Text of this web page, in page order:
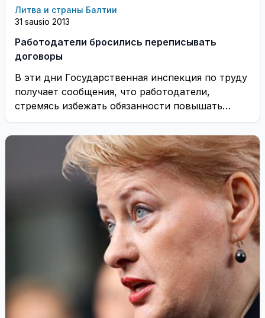
Литва и страны Балтии
31 sausio 2013
Работодатели бросились переписывать
договоры
В эти дни Государственная инспекция по труду
получает сообщения, что работодатели,
стремясь избежать обязанности повышать
минимальную зарплату, заставляют работников
писать ...